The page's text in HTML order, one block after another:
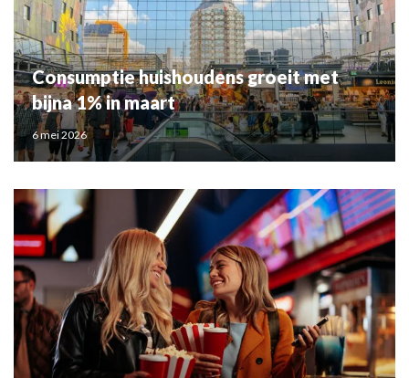
Consumptie huishoudens groeit met
bijna 1% in maart
6 mei 2026